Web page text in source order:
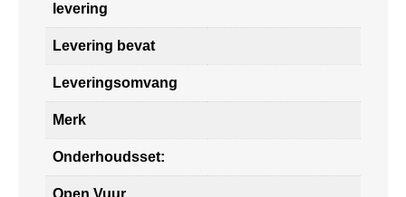
levering
Levering bevat
Leveringsomvang
Merk
Onderhoudsset:
Open Vuur